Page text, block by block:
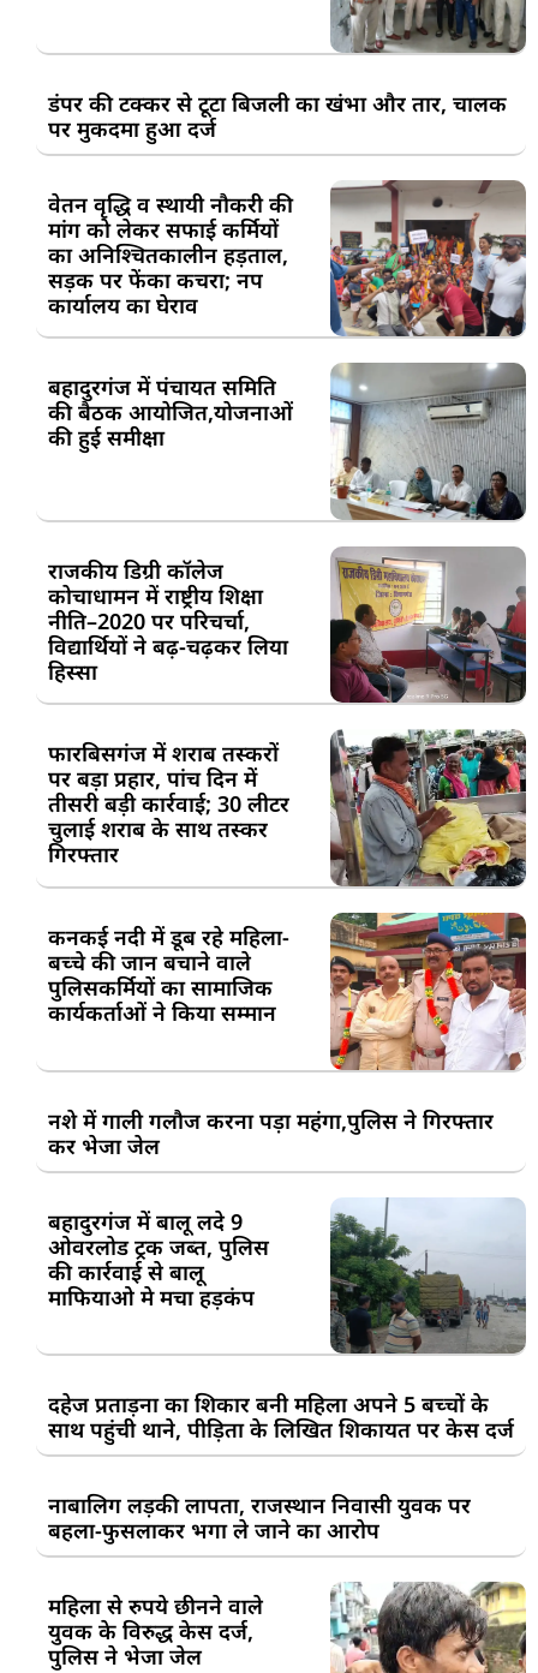
डंपर की टक्कर से टूटा बिजली का खंभा और तार, चालक
पर मुकदमा हुआ दर्ज
वेतन वृद्धि व स्थायी नौकरी की
मांग को लेकर सफाई कर्मियों
का अनिश्चितकालीन हड़ताल,
सड़क पर फेंका कचरा; नप
कार्यालय का घेराव
बहादुरगंज में पंचायत समिति
की बैठक आयोजित,योजनाओं
की हुई समीक्षा
राजकीय डिग्री कॉलेज
कोचाधामन में राष्ट्रीय शिक्षा
नीति–2020 पर परिचर्चा,
विद्यार्थियों ने बढ़-चढ़कर लिया
हिस्सा
फारबिसगंज में शराब तस्करों
पर बड़ा प्रहार, पांच दिन में
तीसरी बड़ी कार्रवाई; 30 लीटर
चुलाई शराब के साथ तस्कर
गिरफ्तार
कनकई नदी में डूब रहे महिला-
बच्चे की जान बचाने वाले
पुलिसकर्मियों का सामाजिक
कार्यकर्ताओं ने किया सम्मान
नशे में गाली गलौज करना पड़ा महंगा,पुलिस ने गिरफ्तार
कर भेजा जेल
बहादुरगंज में बालू लदे 9
ओवरलोड ट्रक जब्त, पुलिस
की कार्रवाई से बालू
माफियाओ मे मचा हड़कंप
दहेज प्रताड़ना का शिकार बनी महिला अपने 5 बच्चों के
साथ पहुंची थाने, पीड़िता के लिखित शिकायत पर केस दर्ज
नाबालिग लड़की लापता, राजस्थान निवासी युवक पर
बहला-फुसलाकर भगा ले जाने का आरोप
महिला से रुपये छीनने वाले
युवक के विरुद्ध केस दर्ज,
पुलिस ने भेजा जेल